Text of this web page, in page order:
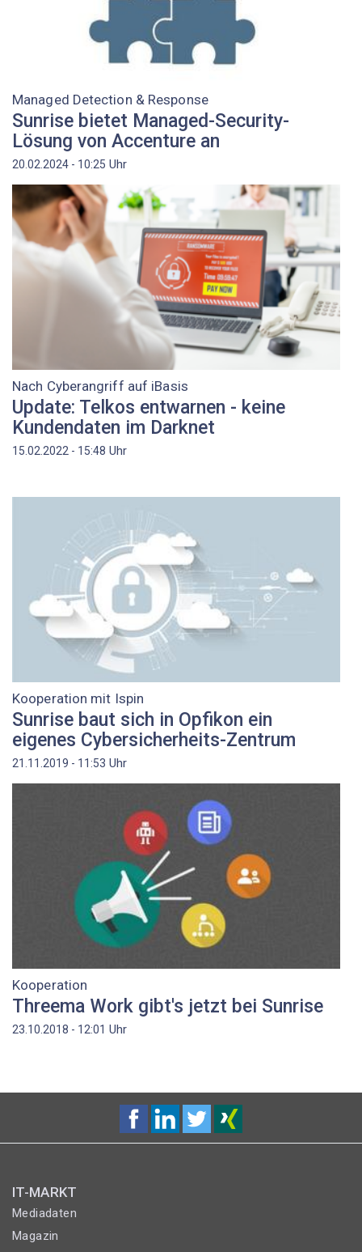
Managed Detection & Response
Sunrise bietet Managed-Security-
Lösung von Accenture an
20.02.2024 - 10:25 Uhr
Nach Cyberangriff auf iBasis
Update: Telkos entwarnen - keine
Kundendaten im Darknet
15.02.2022 - 15:48 Uhr
Kooperation mit Ispin
Sunrise baut sich in Opfikon ein
eigenes Cybersicherheits-Zentrum
21.11.2019 - 11:53 Uhr
Kooperation
Threema Work gibt's jetzt bei Sunrise
23.10.2018 - 12:01 Uhr
IT-MARKT
Mediadaten
Magazin